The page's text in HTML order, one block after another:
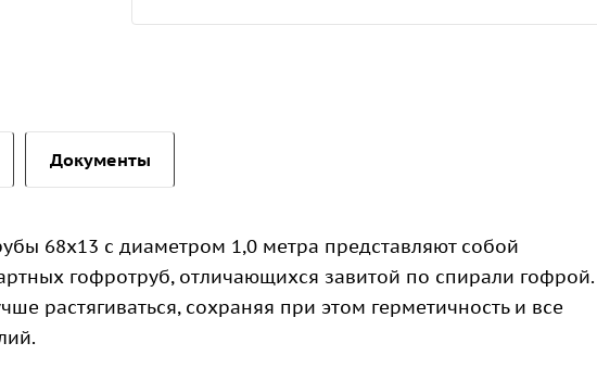
Документы
68х13 с диаметром 1,0 метра представляют собой
гофротруб, отличающихся завитой по спирали гофрой.
растягиваться, сохраняя при этом герметичность и все